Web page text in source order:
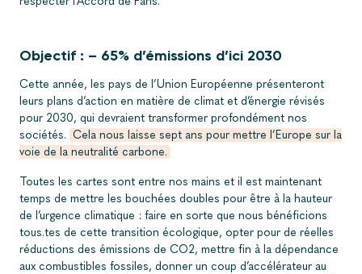
Objectif : – 65% d’émissions d’ici 2030
Cette année, les pays de l’Union Européenne présenteront
leurs plans d’action en matière de climat et d’énergie révisés
pour 2030, qui devraient transformer profondément nos
sociétés. Cela nous laisse sept ans pour mettre l’Europe sur la
voie de la neutralité carbone.
Toutes les cartes sont entre nos mains et il est maintenant
temps de mettre les bouchées doubles pour être à la hauteur
de l’urgence climatique : faire en sorte que nous bénéficions
tous.tes de cette transition écologique, opter pour de réelles
réductions des émissions de CO2, mettre fin à la dépendance
aux combustibles fossiles, donner un coup d’accélérateur au